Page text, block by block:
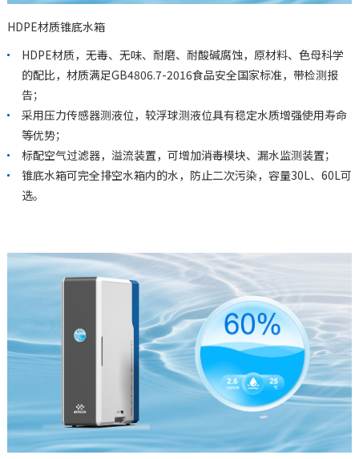
HDPE材质锥底水箱
HDPE材质，无毒、无味、耐磨、耐酸碱腐蚀，原材料、色母科学
的配比，材质满足GB4806.7-2016食品安全国家标准，带检测报
告；
采用压力传感器测液位，较浮球测液位具有稳定水质增强使用寿命
等优势；
标配空气过滤器，溢流装置，可增加消毒模块、漏水监测装置；
锥底水箱可完全排空水箱内的水，防止二次污染，容量30L、60L可
选。